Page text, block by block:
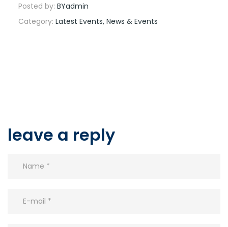
Posted by: BYadmin
Category: Latest Events, News & Events
leave a reply